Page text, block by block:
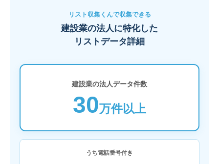
リスト収集くんで収集できる
建設業の法人に特化した
リストデータ詳細
建設業の法人データ件数
30万件以上
うち電話番号付き